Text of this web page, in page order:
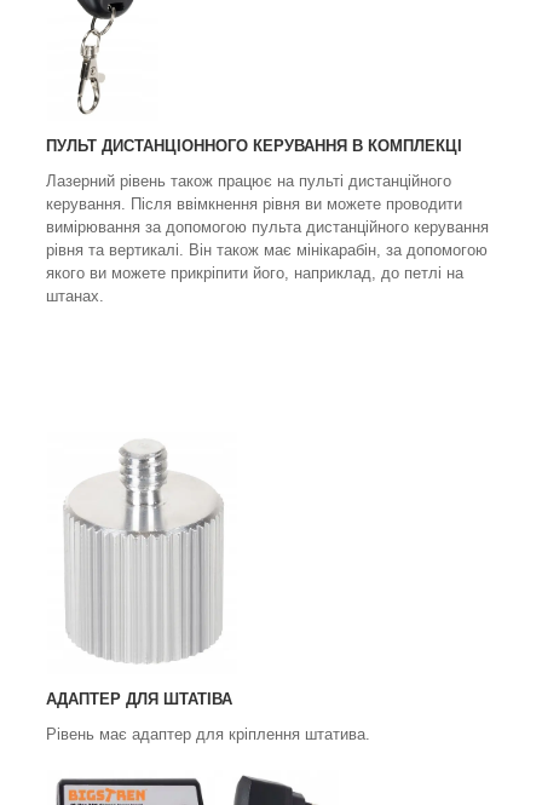
ПУЛЬТ ДИСТАНЦІОННОГО КЕРУВАННЯ В КОМПЛЕКЦІ
Лазерний рівень також працює на пульті дистанційного
керування. Після ввімкнення рівня ви можете проводити
вимірювання за допомогою пульта дистанційного керування
рівня та вертикалі. Він також має мінікарабін, за допомогою
якого ви можете прикріпити його, наприклад, до петлі на
штанах.
АДАПТЕР ДЛЯ ШТАТІВА
Рівень має адаптер для кріплення штатива.